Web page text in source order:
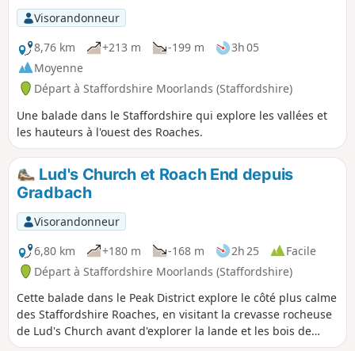
Visorandonneur
8,76 km
+213 m -199 m
3h 05
Moyenne
Départ à Staffordshire Moorlands (Staffordshire)
Une balade dans le Staffordshire qui explore les vallées et
les hauteurs à l'ouest des Roaches.
Lud's Church et Roach End depuis
Gradbach
Visorandonneur
6,80 km
+180 m -168 m 2h 25
Facile
Départ à Staffordshire Moorlands (Staffordshire)
Cette balade dans le Peak District explore le côté plus calme
des Staffordshire Roaches, en visitant la crevasse rocheuse
de Lud's Church avant d'explorer la lande et les bois de
Back Forest. La vue sur le Cheshire est superbe. Il n'y a pas